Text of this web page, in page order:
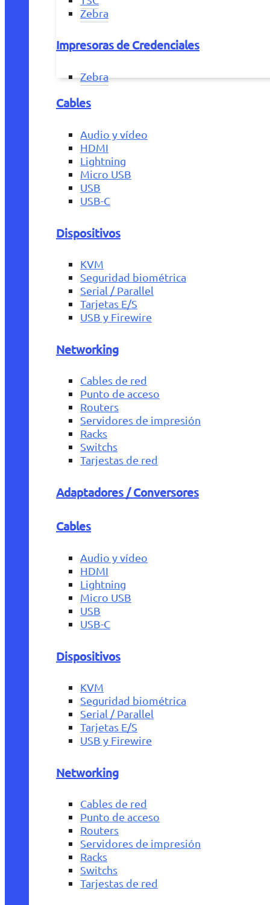
Zebra
Impresoras de Credenciales
Zebra
Cables
Audio y vídeo
HDMI
Lightning
Micro USB
USB
USB-C
Dispositivos
KVM
Seguridad biométrica
Serial / Parallel
Tarjetas E/S
USB y Firewire
Networking
Cables de red
Punto de acceso
Routers
Servidores de impresión
Racks
Switchs
Tarjestas de red
Adaptadores / Conversores
Cables
Audio y vídeo
HDMI
Lightning
Micro USB
USB
USB-C
Dispositivos
KVM
Seguridad biométrica
Serial / Parallel
Tarjetas E/S
USB y Firewire
Networking
Cables de red
Punto de acceso
Routers
Servidores de impresión
Racks
Switchs
Tarjestas de red